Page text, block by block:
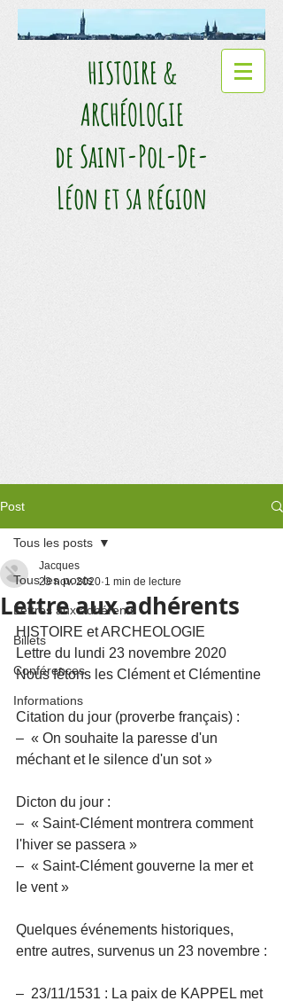
HISTOIRE &
ARCHÉOLOGIE​
de Saint-Pol-De-
Léon et sa région
Post
Tous les posts
Lettres aux adhérents
Billets
Conférences
Informations
Tous les posts
Lettre aux adhérents
Jacques
23 nov. 2020 1 min de lecture
HISTOIRE et ARCHEOLOGIE
Lettre du lundi 23 novembre 2020
Nous fêtons les Clément et Clémentine
Citation du jour (proverbe français) :
–  « On souhaite la paresse d'un
méchant et le silence d'un sot »
Dicton du jour :
–  « Saint-Clément montrera comment
l'hiver se passera »
–  « Saint-Clément gouverne la mer et
le vent »
Quelques événements historiques,
entre autres, survenus un 23 novembre :
–  23/11/1531 : La paix de KAPPEL met